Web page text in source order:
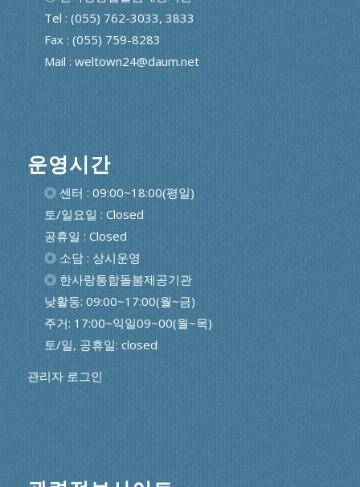
Tel : (055) 762-3033, 3833
Fax : (055) 759-8283
Mail : weltown24@daum.net
운영시간
◎ 센터 : 09:00~18:00(평일)
토/일요일 : Closed
공휴일 : Closed
◎ 소담 : 상시운영
◎ 한사랑통합돌봄제공기관
낮활동: 09:00~17:00(월~금)
주거: 17:00~익일09~00(월~목)
토/일, 공휴일: closed
관리자 로그인